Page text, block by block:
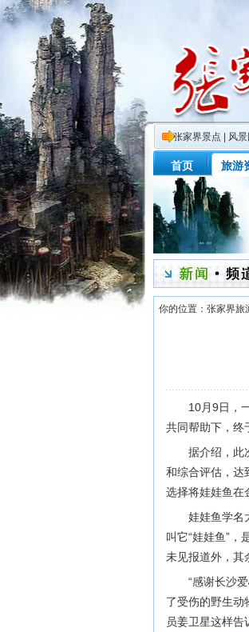
张家界景点 风
首页 旅游
你的位置： 张家界旅
10月9日，
共同帮助下，终
据介绍，此
和综合评估，达
选择将娃娃鱼在
娃娃鱼学名
叫它“娃娃鱼”
未见报道外，其
“感谢长沙
了受伤的野生动
员姜卫星这样告